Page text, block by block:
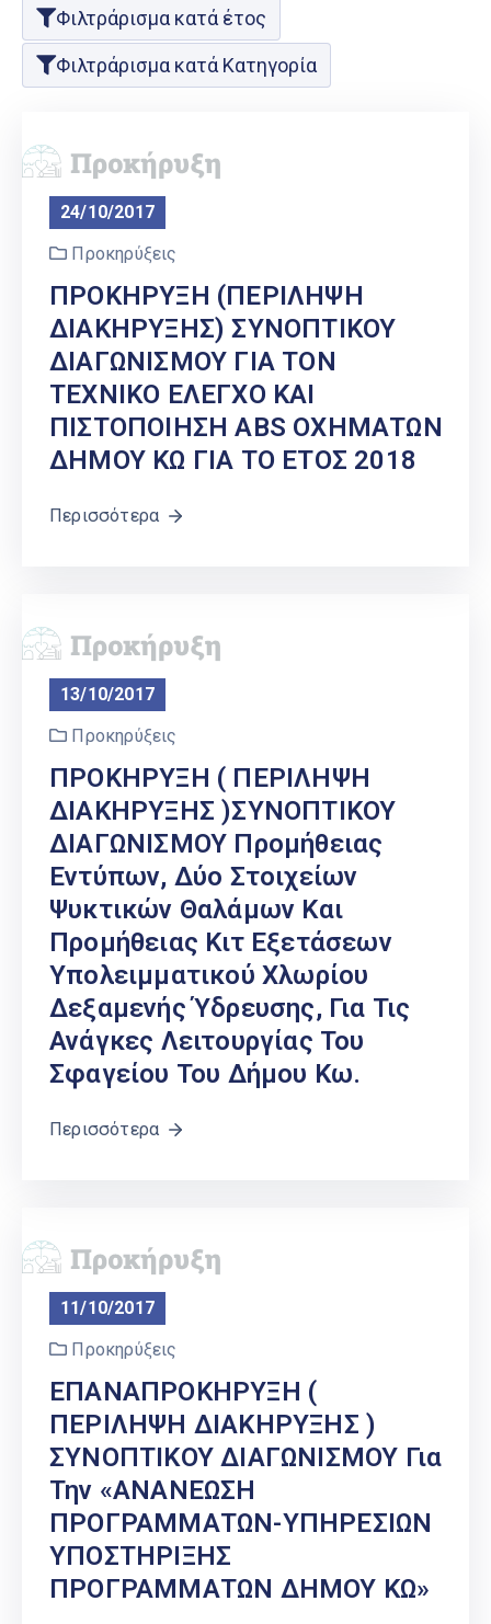
Φιλτράρισμα κατά έτος
Φιλτράρισμα κατά Κατηγορία
24/10/2017
Προκηρύξεις
ΠΡΟΚΗΡΥΞΗ (ΠΕΡΙΛΗΨΗ
ΔΙΑΚΗΡΥΞΗΣ) ΣΥΝΟΠΤΙΚΟΥ
ΔΙΑΓΩΝΙΣΜΟΥ ΓΙΑ ΤΟΝ
ΤΕΧΝΙΚΟ ΕΛΕΓΧΟ ΚΑΙ
ΠΙΣΤΟΠΟΙΗΣΗ ABS ΟΧΗΜΑΤΩΝ
ΔΗΜΟΥ ΚΩ ΓΙΑ ΤΟ ΕΤΟΣ 2018
Περισσότερα
13/10/2017
Προκηρύξεις
ΠΡΟΚΗΡΥΞΗ ( ΠΕΡΙΛΗΨΗ
ΔΙΑΚΗΡΥΞΗΣ )ΣΥΝΟΠΤΙΚΟΥ
ΔΙΑΓΩΝΙΣΜΟΥ Προμήθειας
Εντύπων, Δύο Στοιχείων
Ψυκτικών Θαλάμων Και
Προμήθειας Κιτ Εξετάσεων
Υπολειμματικού Χλωρίου
Δεξαμενής Ύδρευσης, Για Τις
Ανάγκες Λειτουργίας Του
Σφαγείου Του Δήμου Κω.
Περισσότερα
11/10/2017
Προκηρύξεις
ΕΠΑΝΑΠΡΟΚΗΡΥΞΗ (
ΠΕΡΙΛΗΨΗ ΔΙΑΚΗΡΥΞΗΣ )
ΣΥΝΟΠΤΙΚΟΥ ΔΙΑΓΩΝΙΣΜΟΥ Για
Την «ΑΝΑΝΕΩΣΗ
ΠΡΟΓΡΑΜΜΑΤΩΝ-ΥΠΗΡΕΣΙΩΝ
ΥΠΟΣΤΗΡΙΞΗΣ
ΠΡΟΓΡΑΜΜΑΤΩΝ ΔΗΜΟΥ ΚΩ»